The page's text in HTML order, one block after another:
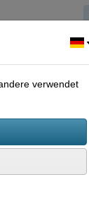
verwendet